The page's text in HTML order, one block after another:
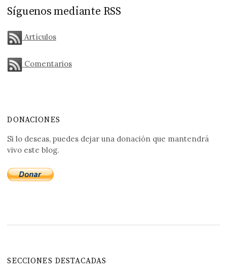
Síguenos mediante RSS
Artículos
Comentarios
DONACIONES
Si lo deseas, puedes dejar una donación que mantendrá
vivo este blog.
SECCIONES DESTACADAS